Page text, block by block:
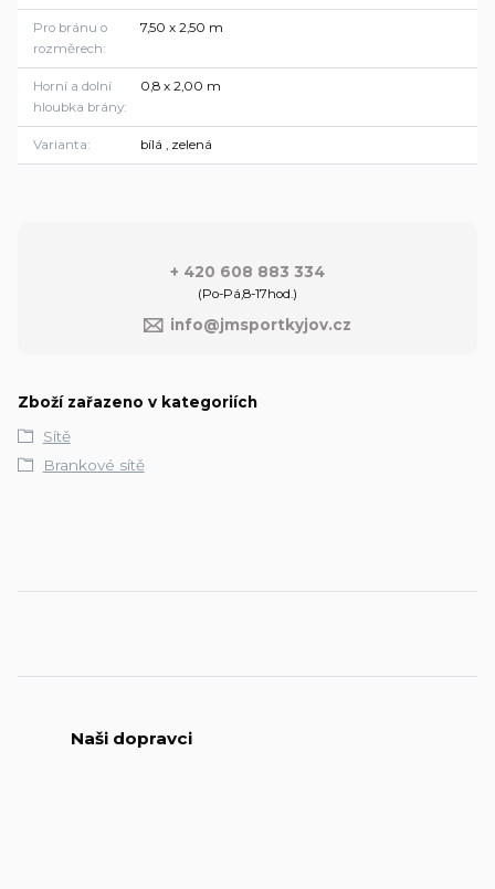
Pro bránu o
rozměrech
7,50 x 2,50 m
Horní a dolní
hloubka brány
0,8 x 2,00 m
Varianta bílá , zelená
+ 420 608 883 334
(Po-Pá,8-17hod.)
info@jmsportkyjov.cz
Zboží zařazeno v kategoriích
Sítě
Brankové sítě
Naši dopravci